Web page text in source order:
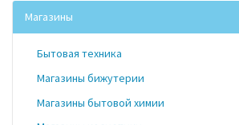
Магазины
Бытовая техника
Магазины бижутерии
Магазины бытовой химии